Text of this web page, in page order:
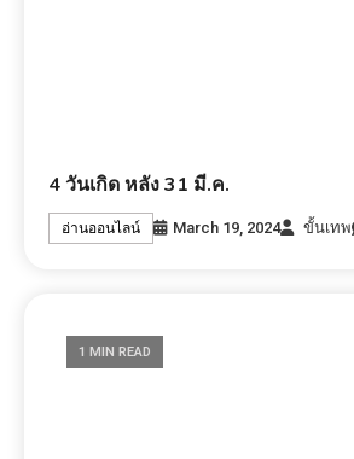
4 วันเกิด หลัง 31 มี.ค.
อ่านออนไลน์ March 19, 2024 ขั้นเทพ
1 MIN READ